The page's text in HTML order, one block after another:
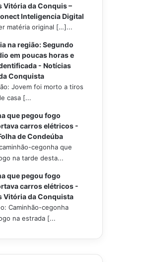
Vitória da Conquis –
Inteligencia Digital
matéria original […]...
na região: Segundo
em poucas horas e
- Notícias
Conquista
Jovem foi morto a tiros
casa [...
que pegou fogo
carros elétricos -
de Condeúba
cegonha que
na tarde desta...
que pegou fogo
carros elétricos -
Vitória da Conquista
Caminhão-cegonha
na estrada [...